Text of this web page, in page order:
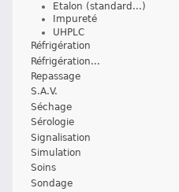
Etalon (standard...)
Impureté
UHPLC
Réfrigération
Réfrigération...
Repassage
S.A.V.
Séchage
Sérologie
Signalisation
Simulation
Soins
Sondage